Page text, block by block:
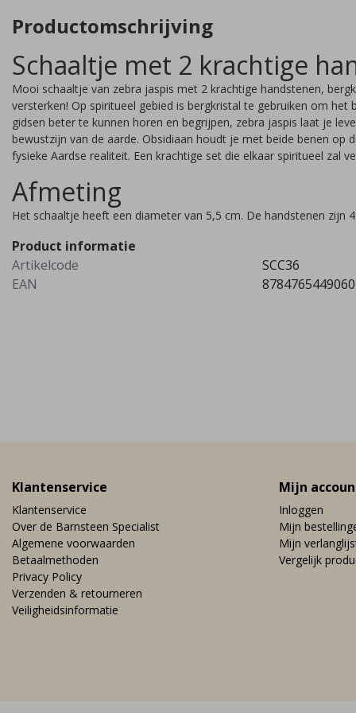
Productomschrijving
Schaaltje met 2 krachtige
Mooi schaaltje van zebra jaspis met 2 krachtige handstenen,
versterken! Op spiritueel gebied is bergkristal te gebruiken om
gidsen beter te kunnen horen en begrijpen, zebra jaspis laat je
bewustzijn van de aarde. Obsidiaan houdt je met beide benen op
fysieke Aardse realiteit. Een krachtige set die elkaar spiritueel zal
Afmeting
Het schaaltje heeft een diameter van 5,5 cm. De handstenen zijn
Product informatie
Artikelcode
SCC36
EAN
8784765449060
Klantenservice
Klantenservice
Over de Barnsteen Specialist
Algemene voorwaarden
Betaalmethoden
Privacy Policy
Verzenden & retourneren
Veiligheidsinformatie
Mijn
Inloggen
Mijn
Mijn
Vergelijk